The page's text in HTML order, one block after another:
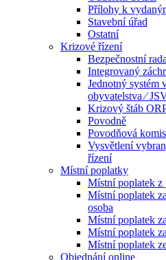
Přílohy k
Stavební úřad
Ostatní
Krizové řízení
Bezpečnostní
Integrovaný
Jednotný systém
obyvatelstva ⁄
Krizový štáb
Povodně
Povodňová
Vysvětlení
řízení
Místní poplatky
Místní poplatek z
Místní poplatek
osoba
Místní poplatek
Místní poplatek
Místní poplatek
Objednání online